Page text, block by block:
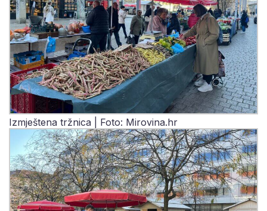
Izmještena tržnica | Foto: Mirovina.hr